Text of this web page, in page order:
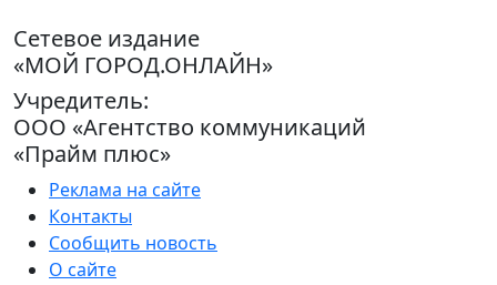
Сетевое издание
«МОЙ ГОРОД.ОНЛАЙН»
Учредитель:
ООО «Агентство коммуникаций
«Прайм плюс»
Реклама на сайте
Контакты
Сообщить новость
О сайте